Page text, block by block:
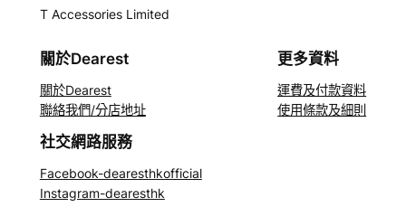
T Accessories Limited
關於Dearest
關於Dearest
聯絡我們/分店地址
更多資料
運費及付款資料
使用條款及細則
社交網路服務
Facebook-dearesthkofficial
Instagram-dearesthk